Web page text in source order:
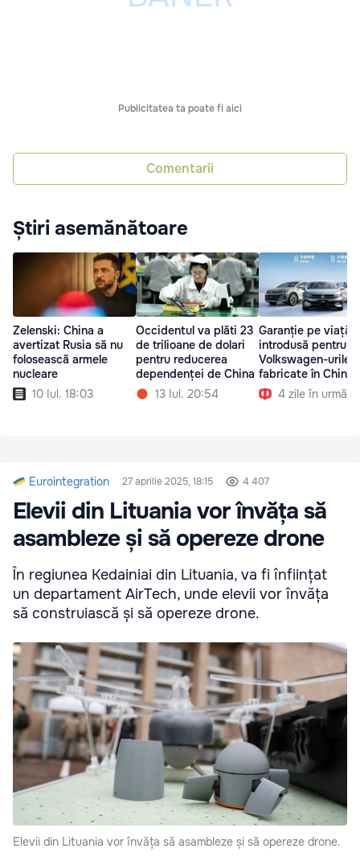
Publicitatea ta poate fi aici
Comentarii
Știri asemănătoare
Zelenski: China a
avertizat Rusia să nu
folosească armele
nucleare
10 Iul. 18:03
Occidentul va plăti 23
de trilioane de dolari
pentru reducerea
dependenței de China
13 Iul. 20:54
Garanție pe viață
introdusă pentru
Volkswagen-urile
fabricate în China
4 zile în urmă
Eurointegration 27 aprilie 2025, 18:15 4 407
Elevii din Lituania vor învăța să
asambleze și să opereze drone
În regiunea Kedainiai din Lituania, va fi înființat
un departament AirTech, unde elevii vor învăța
să construiască și să opereze drone.
Elevii din Lituania vor învăța să asambleze și să opereze drone.